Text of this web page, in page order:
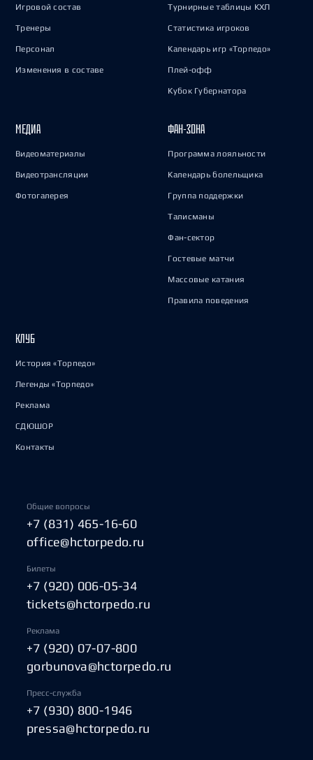
Игровой состав
Тренеры
Персонал
Изменения в составе
Турнирные таблицы КХЛ
Статистика игроков
Календарь игр «Торпедо»
Плей-офф
Кубок Губернатора
МЕДИА
Видеоматериалы
Видеотрансляции
Фотогалерея
ФАН-ЗОНА
Программа лояльности
Календарь болельщика
Группа поддержки
Талисманы
Фан-сектор
Гостевые матчи
Массовые катания
Правила поведения
КЛУБ
История «Торпедо»
Легенды «Торпедо»
Реклама
СДЮШОР
Контакты
Общие вопросы
+7 (831) 465-16-60
office@hctorpedo.ru
Билеты
+7 (920) 006-05-34
tickets@hctorpedo.ru
Реклама
+7 (920) 07-07-800
gorbunova@hctorpedo.ru
Пресс-служба
+7 (930) 800-1946
pressa@hctorpedo.ru